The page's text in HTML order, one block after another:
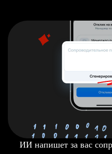
ИИ напишет за вас